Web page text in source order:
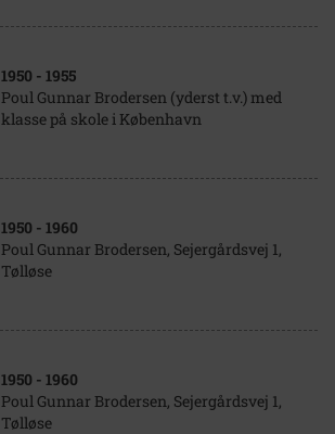
1950 - 1955
Poul Gunnar Brodersen (yderst t.v.) med
klasse på skole i København
1950 - 1960
Poul Gunnar Brodersen, Sejergårdsvej 1,
Tølløse
1950 - 1960
Poul Gunnar Brodersen, Sejergårdsvej 1,
Tølløse